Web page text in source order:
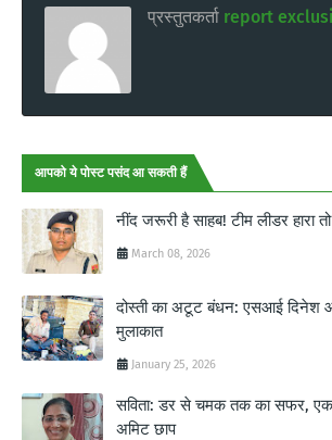
प्रस्तुतकर्ता report
आपको ये पोस्ट पसंद आ सकती हैं
नींद जरूरी है साहब! टीम लीडर हारा
March 08, 2026
दोस्ती का अटूट बंधन: एसआई दिनेश
मुलाकात
January 25, 2026
सविता: डर से चमक तक का सफर, एक
अमिट छाप